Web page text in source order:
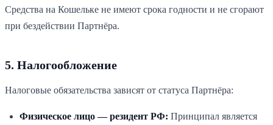
Средства на Кошельке не имеют срока годности и не сгорают
при бездействии Партнёра.
5. Налогообложение
Налоговые обязательства зависят от статуса Партнёра:
Физическое лицо — резидент РФ: Принципал является